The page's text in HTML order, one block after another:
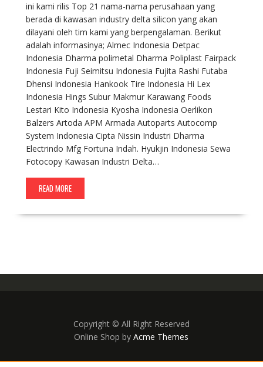
ini kami rilis Top 21 nama-nama perusahaan yang
berada di kawasan industry delta silicon yang akan
dilayani oleh tim kami yang berpengalaman. Berikut
adalah informasinya; Almec Indonesia Detpac
Indonesia Dharma polimetal Dharma Poliplast Fairpack
Indonesia Fuji Seimitsu Indonesia Fujita Rashi Futaba
Dhensi Indonesia Hankook Tire Indonesia Hi Lex
Indonesia Hings Subur Makmur Karawang Foods
Lestari Kito Indonesia Kyosha Indonesia Oerlikon
Balzers Artoda APM Armada Autoparts Autocomp
System Indonesia Cipta Nissin Industri Dharma
Electrindo Mfg Fortuna Indah. Hyukjin Indonesia Sewa
Fotocopy Kawasan Industri Delta…
READ MORE
Copyright © All Right Reserved
Online Shop byAcme Themes